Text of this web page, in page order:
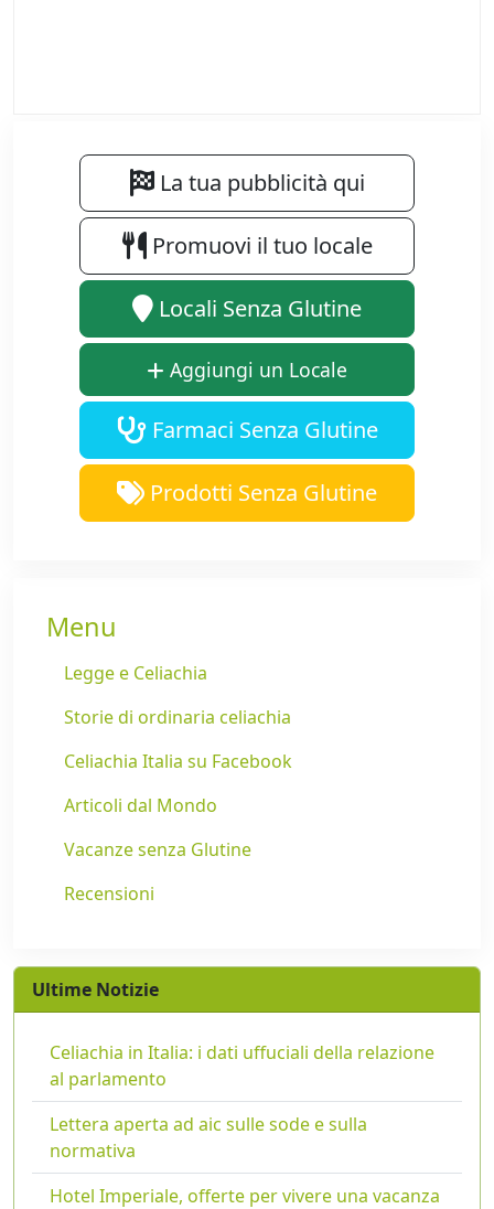
La tua pubblicità qui
Promuovi il tuo locale
Locali Senza Glutine
Aggiungi un Locale
Farmaci Senza Glutine
Prodotti Senza Glutine
Menu
Legge e Celiachia
Storie di ordinaria celiachia
Celiachia Italia su Facebook
Articoli dal Mondo
Vacanze senza Glutine
Recensioni
Ultime Notizie
Celiachia in Italia: i dati uffuciali della relazione
al parlamento
Lettera aperta ad aic sulle sode e sulla
normativa
Hotel Imperiale, offerte per vivere una vacanza